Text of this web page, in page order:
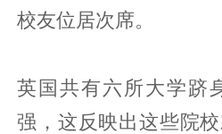
校友位居次席。
英国共有六所大学跻
强，这反映出这些院校